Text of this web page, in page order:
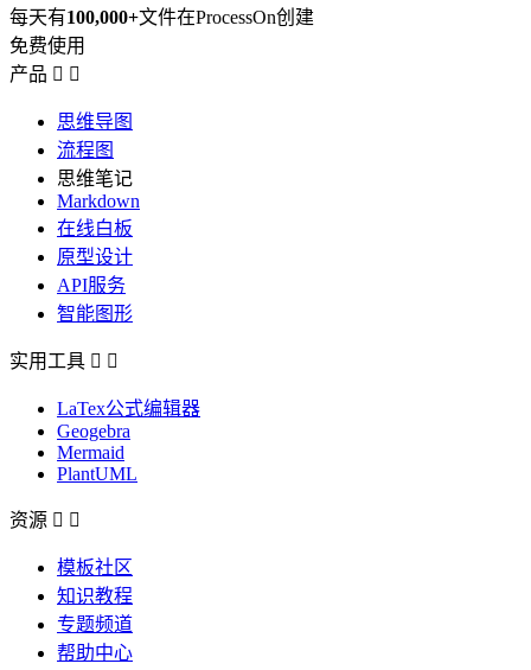
每天有100,000+文件在ProcessOn创建
免费使用
产品  
思维导图
流程图
思维笔记
Markdown
在线白板
原型设计
API服务
智能图形
实用工具  
LaTex公式编辑器
Geogebra
Mermaid
PlantUML
资源  
模板社区
知识教程
专题频道
帮助中心